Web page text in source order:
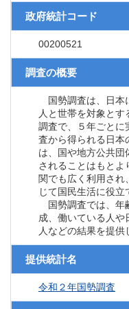
政府統計コード
00200521
調査の概要
国勢調査は、日本
人と世帯を対象と
調査で、５年ごとに
査から得られる日本
は、国や地方公共団
されることはもとよ
関でも広く利用され
じて国民生活に役立
国勢調査では、年
成、働いている人や
人などの結果を提供
提供統計名
令和２年国勢調査